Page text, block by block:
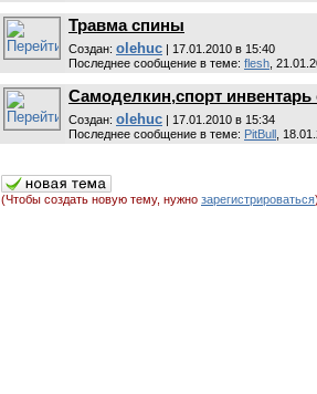
Травма спины
Cоздан: olehuc | 17.01.2010 в 15:40
Последнее сообщение в теме: flesh ,
Самоделкин,спорт
Cоздан: olehuc | 17.01.2010 в 15:34
Последнее сообщение в теме: PitBull ,
(Чтобы создать новую тему, нужно зарегистрироваться